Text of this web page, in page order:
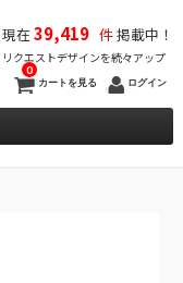
現在39,419 件掲載中！
リクエストデザインを続々アップ
カートを見る
0
ログイン